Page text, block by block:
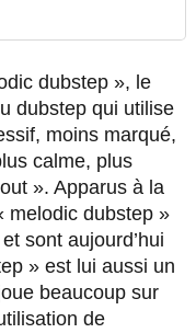
dubstep », le
dubstep qui utilise
moins marqué,
calme, plus
». Apparus à la
melodic dubstep »
sont aujourd’hui
» est lui aussi un
beaucoup sur
de